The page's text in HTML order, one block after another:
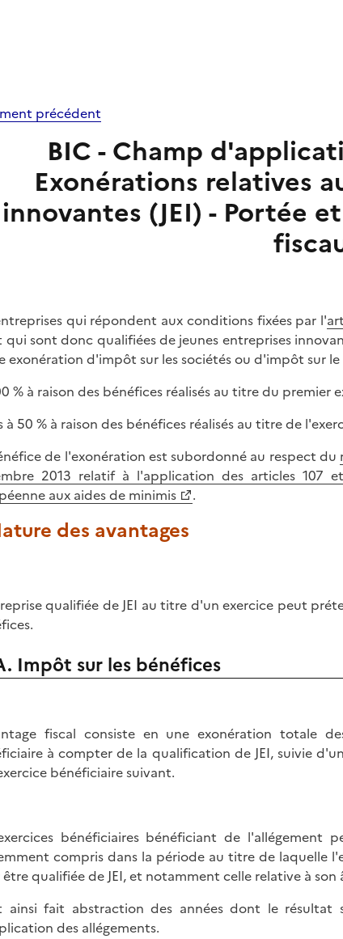
précédent
BIC - Champ
Exonérations relatives
innovantes (JEI) - Portée
qui répondent aux conditions fixées par l'
qui sont donc qualifiées de jeunes entreprises
exonération d'impôt sur les sociétés ou d'impôt sur le
% à raison des bénéfices réalisés au titre du premier
à 50 % à raison des bénéfices réalisés au titre de
de l'exonération est subordonné au respect du
2013 relatif à l'application des articles 107
aux aides de minimis
.
des avantages
qualifiée de JEI au titre d'un exercice peut
Impôt sur les bénéfices
fiscal consiste en une exonération totale
à compter de la qualification de JEI, suivie
bénéficiaire suivant.
bénéficiaires bénéficiant de
compris dans la période au titre de laquelle
qualifiée de JEI, et notamment celle relative à son
ainsi fait abstraction des années dont le
des allégements.